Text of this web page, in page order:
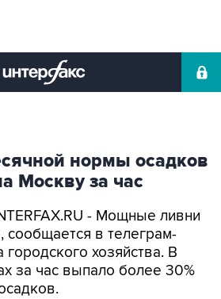
нормы осадков
Москву за час
- Мощные ливни
в телеграм-
хозяйства. В
за час выпало более 30%